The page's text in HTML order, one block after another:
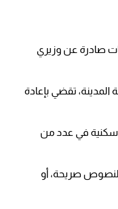
صادرة عن وزيري
تقضي بإعادة
سكنية في عدد من
لنصوص صريحة، أو